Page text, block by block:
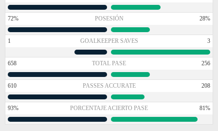
72% POSESIÓN 28%
1 GOALKEEPER SAVES 3
658 TOTAL PASE 256
610 PASSES ACCURATE 208
93% PORCENTAJE ACIERTO PASE 81%